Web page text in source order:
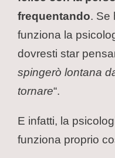
frequentando. Se
funziona la
dovresti star
spingerò lontana
tornare“.
E infatti, la
funziona proprio